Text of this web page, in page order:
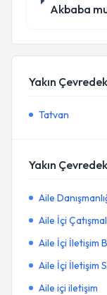
Akbaba
Yakın
Tatvan
Yakın
Aile
Aile İçi
Aile İçi İletişim
Aile İçi İletişim
Aile içi iletişim